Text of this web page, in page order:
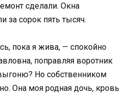
сделали. Окна
за сорок пять тысяч.
пока я жива, — спокойно
поправляя воротник
Но собственником
Она моя родная дочь, кровь